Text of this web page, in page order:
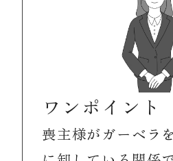
ワンポイント
喪主様がガーベラ